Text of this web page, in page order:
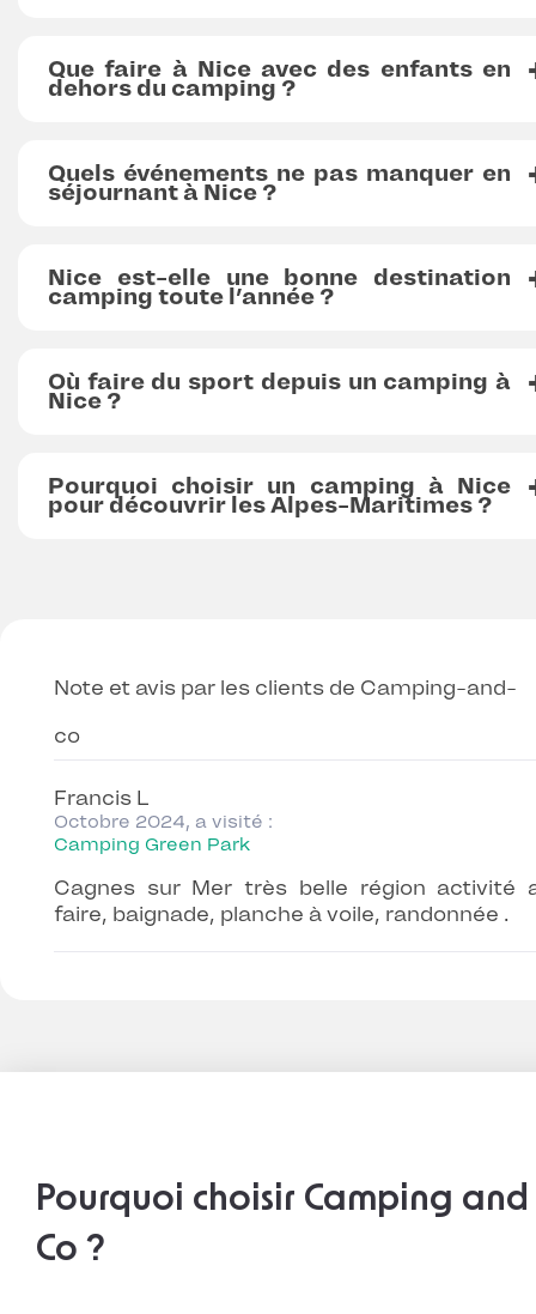
Que faire à Nice avec des enfants en
dehors du camping ?
Quels événements ne pas manquer en
séjournant à Nice ?
Nice est-elle une bonne destination
camping toute l’année ?
Où faire du sport depuis un camping à
Nice ?
Pourquoi choisir un camping à Nice
pour découvrir les Alpes-Maritimes ?
Note et avis par les clients de Camping-and-
co
Francis L
Octobre 2024, a visité :
Camping Green Park
Cagnes sur Mer très belle région activité
faire, baignade, planche à voile, randonnée .
Pourquoi choisir Camping and
Co ?